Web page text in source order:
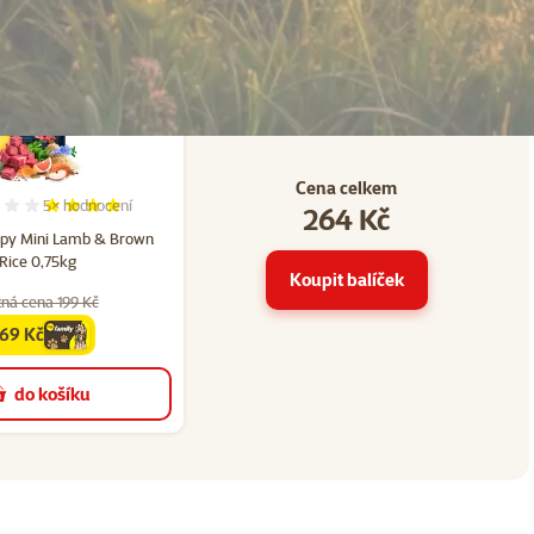
Mini Lamb & Brown
Rice 0,75kg
Hodnocení 80%, počet hodnocení: 5
5× hodnocení
cena 199 Kč
cena
Kč
do košíku
Cena celkem
264 Kč
Koupit balíček